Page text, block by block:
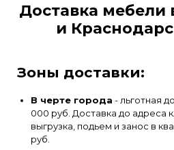
Доставка мебели
и
Зоны доставки:
В черте города - льготная
000 руб. Доставка до адреса
выгрузка, подьем и занос в
руб.